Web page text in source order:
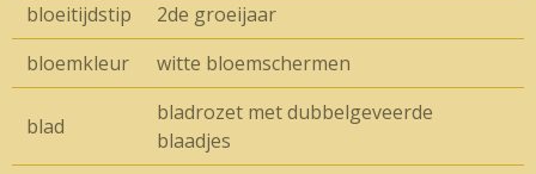
bloeitijdstip
2de groeijaar
bloemkleur
witte bloemschermen
blad
bladrozet met dubbelgeveerde
blaadjes